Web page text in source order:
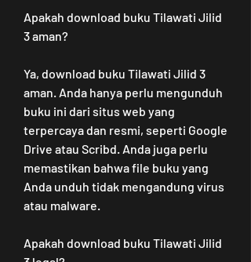
Apakah download buku Tilawati Jilid
3 aman?
Ya, download buku Tilawati Jilid 3
aman. Anda hanya perlu mengunduh
buku ini dari situs web yang
terpercaya dan resmi, seperti Google
Drive atau Scribd. Anda juga perlu
memastikan bahwa file buku yang
Anda unduh tidak mengandung virus
atau malware.
Apakah download buku Tilawati Jilid